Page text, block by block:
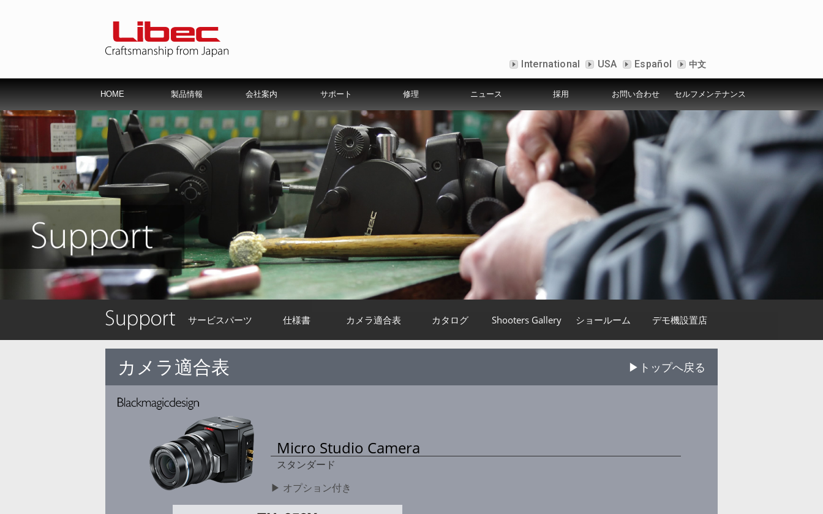
International USA Español 中文
HOME 製品情報 会社案内
会社の歩み Libecについて 環境方針 プライバシーポリシー アクセス
サポート
サービスパーツ一覧 仕様書 カメラ適合表 カタログ Shooters Gallery ショールームについて デモ機設置店
修理
修理について Libec保証規定 出張修理サービスについて 安心点検・メンテナンスサービス セルフメンテナンス
ニュース
ニュース メディア掲載情報
採用
募集要項 よく聞かれる質問
お問い合わせ セルフメンテナンス
サービスパーツ 仕様書 カメラ適合表 カタログ Shooters Gallery ショールーム デモ機設置店
カメラ適合表 ▶トップへ戻る
Micro Studio Camera
スタンダード
▶ オプション付き